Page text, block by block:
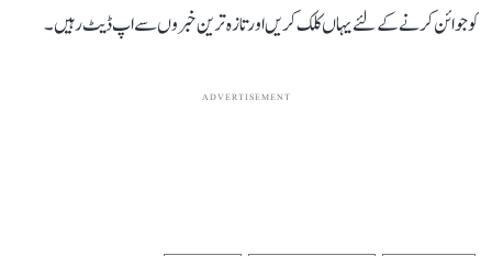
کو جوائن کرنے کے لئے یہاں کلک کریں اور تازہ ترین خبروں سے اپ ڈیٹ رہیں۔
ADVERTISEMENT